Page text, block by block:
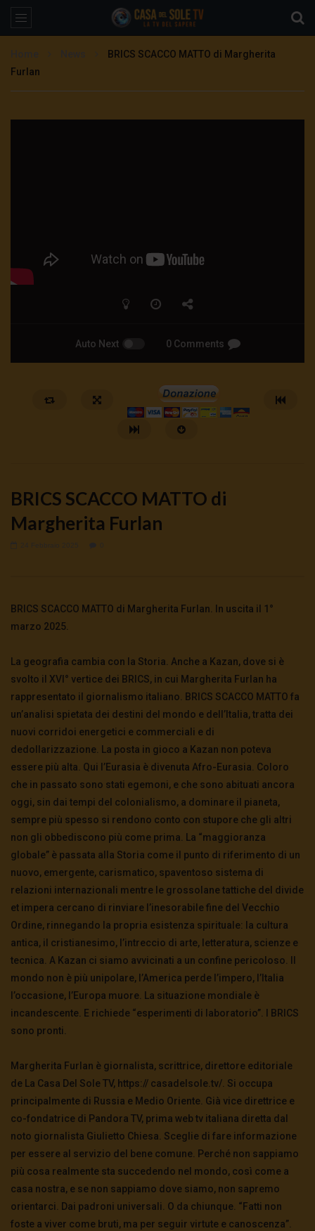
BRICS SCACCO MATTO di Margherita
Furlan
Auto Next 0 Comments
0
31 0 265
BRICS SCACCO MATTO di
Margherita Furlan
BRICS SCACCO MATTO di Margherita Furlan. In uscita il 1°
marzo 2025.
La geografia cambia con la Storia. Anche a Kazan, dove si è
svolto il XVI° vertice dei BRICS, in cui Margherita Furlan ha
rappresentato il giornalismo italiano. BRICS SCACCO MATTO fa
un’analisi spietata dei destini del mondo e dell’Italia, tratta dei
nuovi corridoi energetici e commerciali e di
dedollarizzazione. La posta in gioco a Kazan non poteva
essere più alta. Qui l’Eurasia è divenuta Afro-Eurasia. Coloro
che in passato sono stati egemoni, e che sono abituati ancora
oggi, sin dai tempi del colonialismo, a dominare il pianeta,
sempre più spesso si rendono conto con stupore che gli altri
non gli obbediscono più come prima. La “maggioranza
globale” è passata alla Storia come il punto di riferimento di un
nuovo, emergente, carismatico, spaventoso sistema di
relazioni internazionali mentre le grossolane tattiche del divide
et impera cercano di rinviare l’inesorabile fine del Vecchio
Ordine, rinnegando la propria esistenza spirituale: la cultura
antica, il cristianesimo, l’intreccio di arte, letteratura, scienze e
tecnica. A Kazan ci siamo avvicinati a un confine pericoloso. Il
mondo non è più unipolare, l’America perde l’impero, l’Italia
l’occasione, l’Europa muore. La situazione mondiale è
incandescente. E richiede “esperimenti di laboratorio”. I BRICS
sono pronti.
Margherita Furlan è giornalista, scrittrice, direttore editoriale
de La Casa Del Sole TV, https:// casadelsole.tv/. Si occupa
principalmente di Russia e Medio Oriente. Già vice direttrice e
co-fondatrice di Pandora TV, prima web tv italiana diretta dal
noto giornalista Giulietto Chiesa. Sceglie di fare informazione
per essere al servizio del bene comune. Perché non sappiamo
più cosa realmente sta succedendo nel mondo, così come a
casa nostra, e se non sappiamo dove siamo, non sapremo
orientarci. Dai padroni universali. O da chiunque. “Fatti non
foste a viver come bruti, ma per seguir virtute e canoscenza”.